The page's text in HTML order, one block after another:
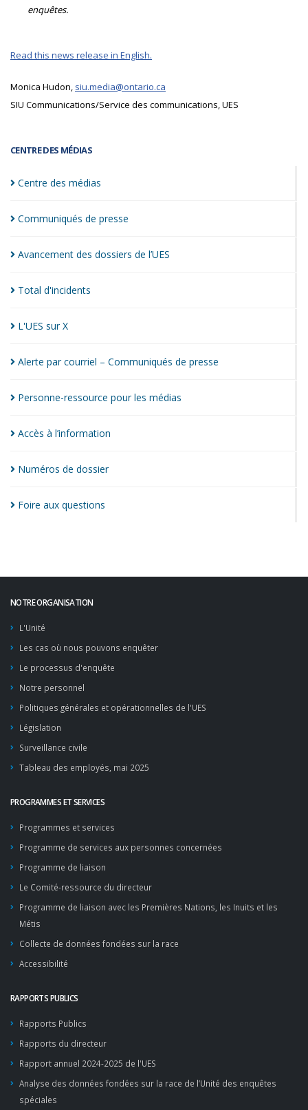
CENTRE DES MÉDIAS
Centre des médias
Communiqués de presse
Avancement des dossiers de l’UES
Total d'incidents
L'UES surX
Alerte par courriel – Communiqués de presse
Personne-ressource pour les médias
Accès à l’information
Numéros de dossier
Foire aux questions
enquêtes.
Read this news release in English.
Monica Hudon, siu.media@ontario.ca
SIU Communications/Service des communications, UES
NOTRE ORGANISATION
L'Unité
Les cas où nous pouvons enquêter
Le processus d'enquête
Notre personnel
Politiques générales et opérationnelles de l'UES
Législation
Surveillance civile
Tableau des employés, mai 2025
PROGRAMMES ET SERVICES
Programmes et services
Programme de services aux personnes concernées
Programme de liaison
Le Comité-ressource du directeur
Programme de liaison avec les Premières Nations, les Inuits et les
Métis
Collecte de données fondées sur la race
Accessibilité
RAPPORTS PUBLICS
Rapports Publics
Rapports du directeur
Rapport annuel 2024-2025 de l'UES
Analyse des données fondées sur la race de l’Unité des enquêtes
spéciales